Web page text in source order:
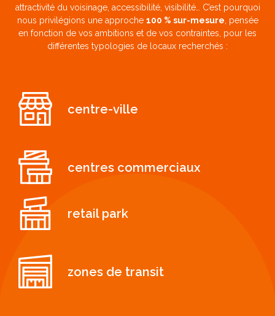
attractivité du voisinage, accessibilité, visibilité… C’est pourquoi
nous privilégions une approche 100 % sur-mesure , pensée
en fonction de vos ambitions et de vos contraintes, pour les
différentes typologies de locaux recherchés :
centre-ville
centres commerciaux
retail park
zones de transit